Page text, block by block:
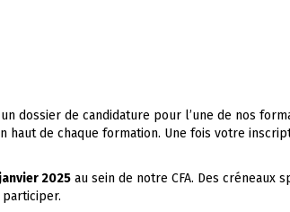
dossier de candidature pour l’une de nos
haut de chaque formation. Une fois votre
2025 au sein de notre CFA. Des créneaux